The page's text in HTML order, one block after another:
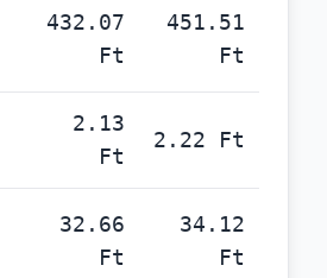
432.07
Ft
451.51
Ft
2.13
Ft
2.22 Ft
32.66
Ft
34.12
Ft